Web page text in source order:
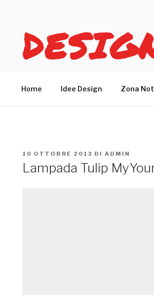
Home Idee Design Zona
PUBBLICATO
IL
10 OTTOBRE 2013 DI ADMIN
Lampada Tulip